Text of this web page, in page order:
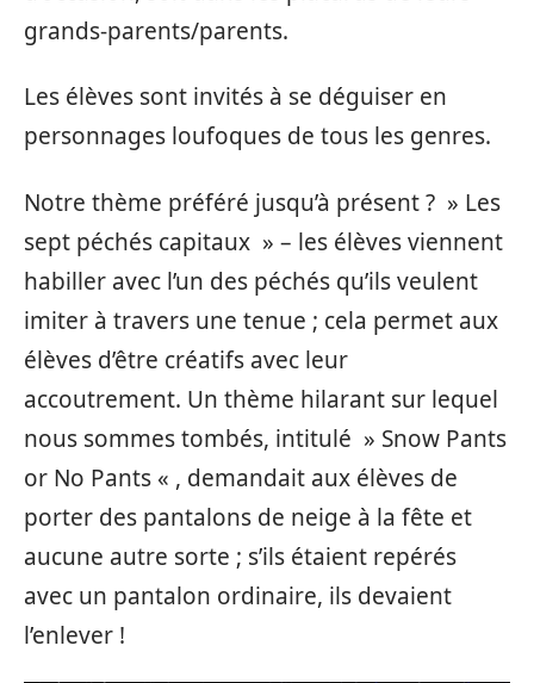
grands-parents/parents.
Les élèves sont invités à se déguiser en
personnages loufoques de tous les genres.
Notre thème préféré jusqu’à présent ? » Les
sept péchés capitaux » – les élèves viennent
habiller avec l’un des péchés qu’ils veulent
imiter à travers une tenue ; cela permet aux
élèves d’être créatifs avec leur
accoutrement. Un thème hilarant sur lequel
nous sommes tombés, intitulé » Snow Pants
or No Pants « , demandait aux élèves de
porter des pantalons de neige à la fête et
aucune autre sorte ; s’ils étaient repérés
avec un pantalon ordinaire, ils devaient
l’enlever !